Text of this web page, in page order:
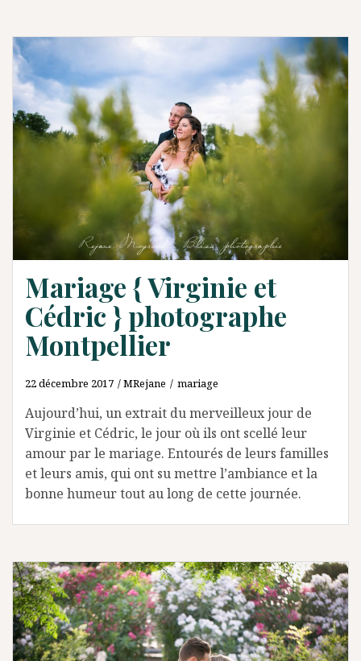
Mariage { Virginie et
Cédric } photographe
Montpellier
22 décembre 2017 MRejane mariage
Aujourd’hui, un extrait du merveilleux jour de
Virginie et Cédric, le jour où ils ont scellé leur
amour par le mariage. Entourés de leurs familles
et leurs amis, qui ont su mettre l’ambiance et la
bonne humeur tout au long de cette journée.